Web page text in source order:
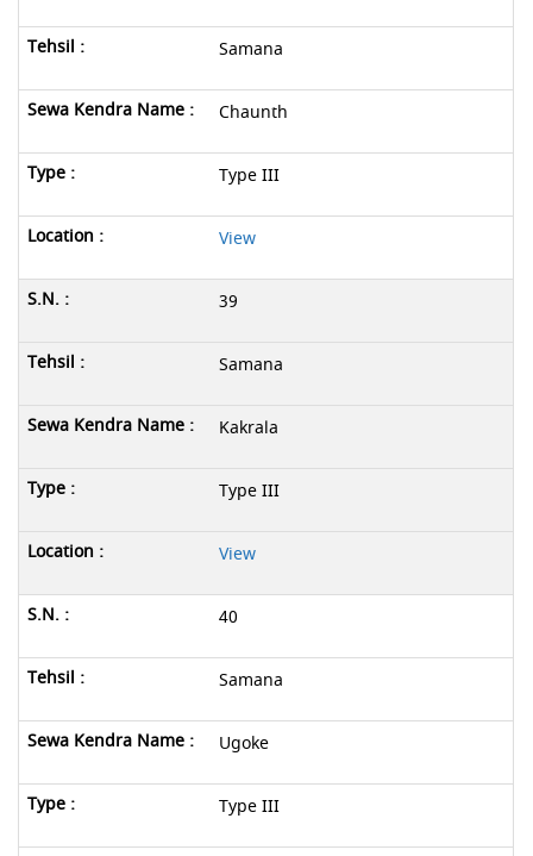
Samana
Chaunth
Type III
View
39
Samana
Kakrala
Type III
View
40
Samana
Ugoke
Type III